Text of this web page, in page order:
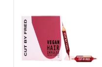
Vegan Hair
Impulse
32,00€